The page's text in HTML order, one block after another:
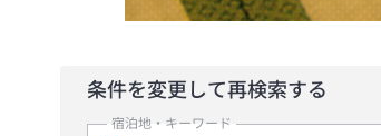
条件を変更して再検索する
宿泊地・キーワード